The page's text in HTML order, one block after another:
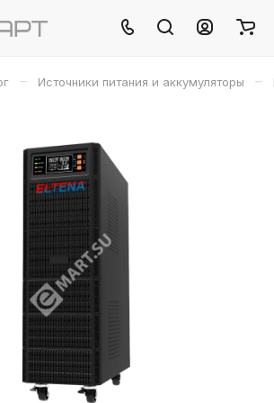
– Источники питания и аккумуляторы –